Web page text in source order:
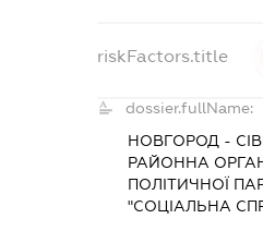
riskFactors.title
dossier.fullName:
НОВГОРОД -
РАЙОННА
ПОЛІТИЧНОЇ
"СОЦІАЛЬНА